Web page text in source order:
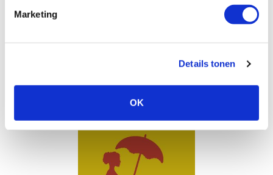
Marketing
Details tonen
OK